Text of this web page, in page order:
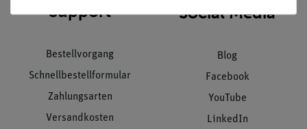
Support
Bestellvorgang
Schnellbestellformular
Zahlungsarten
Versandkosten
Social Media
Blog
Facebook
YouTube
LinkedIn